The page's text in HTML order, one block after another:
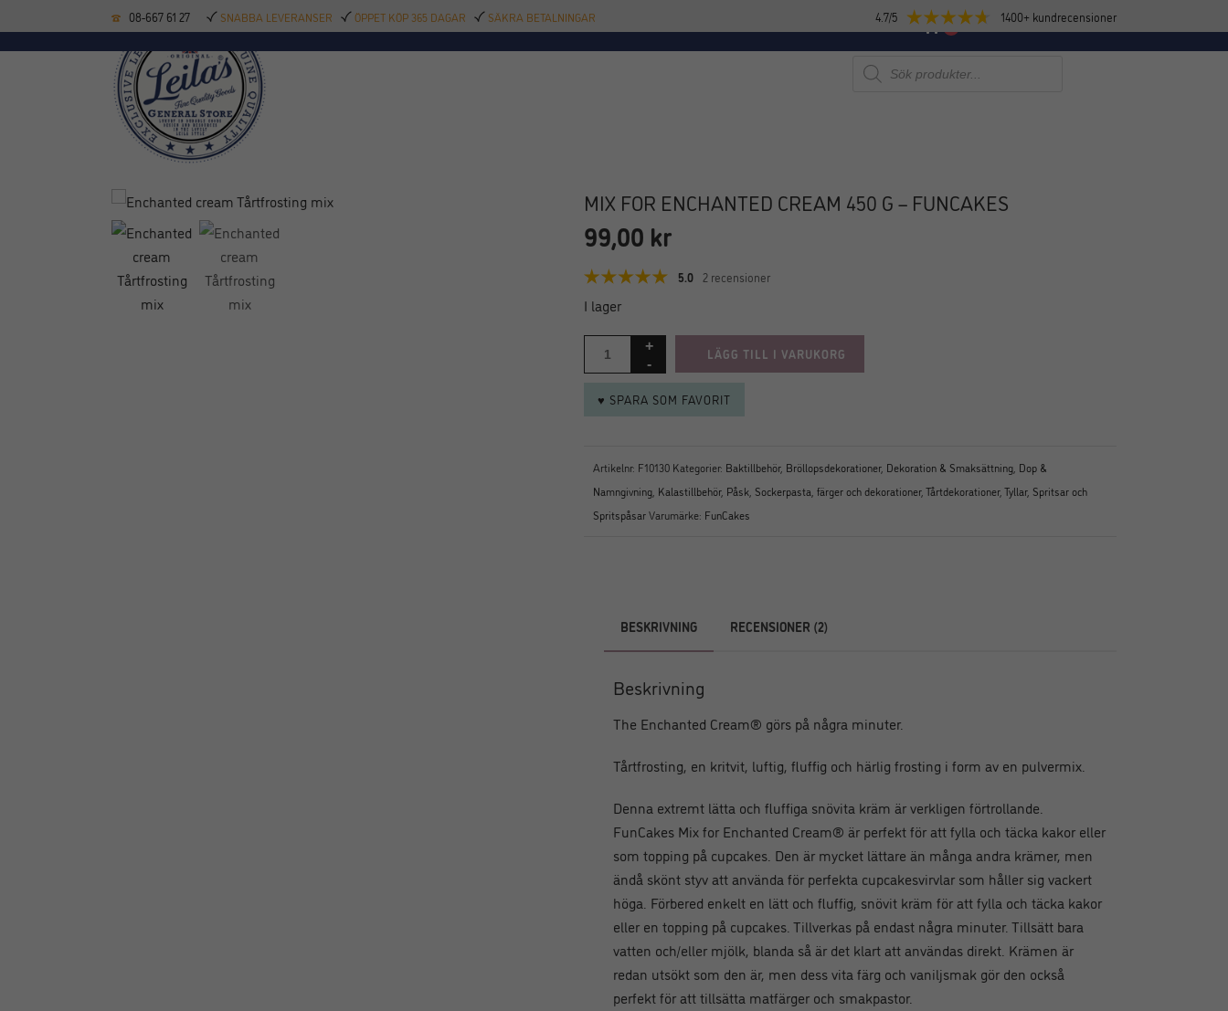
08-667 61 27 SNABBA LEVERANSER ÖPPET KÖP 365 DAGAR SÄKRA BETALNINGAR 4.7/5 1400+ kundrecensioner
KÖKSREDSKAP BAKTILLBEHÖR BAR DELIKATESSER NYHETER 0
Produktsökning
MIX FOR ENCHANTED CREAM 450 G – FUNCAKES
99,00 kr
5.0 2 recensioner
I lager
LÄGG TILL I VARUKORG
♥ SPARA SOM FAVORIT
Artikelnr: F10130 Kategorier: Baktillbehör, Bröllopsdekorationer, Dekoration & Smaksättning Dop &
Namngivning Kalastillbehör, Påsk Sockerpasta, färger och dekorationer, Tårtdekorationer, Tyllar, Spritsar och
SpritspåsarVarumärke: FunCakes
BESKRIVNING RECENSIONER (2)
Beskrivning
The Enchanted Cream® görs på några minuter.
Tårtfrosting, en kritvit, luftig, fluffig och härlig frosting i form av en pulvermix.
Denna extremt lätta och fluffiga snövita kräm är verkligen förtrollande.
FunCakes Mix for Enchanted Cream® är perfekt för att fylla och täcka kakor eller
som topping på cupcakes. Den är mycket lättare än många andra krämer, men
ändå skönt styv att använda för perfekta cupcakesvirvlar som håller sig vackert
höga. Förbered enkelt en lätt och fluffig, snövit kräm för att fylla och täcka kakor
eller en topping på cupcakes. Tillverkas på endast några minuter. Tillsätt bara
vatten och/eller mjölk, blanda så är det klart att användas direkt. Krämen är
redan utsökt som den är, men dess vita färg och vaniljsmak gör den också
perfekt för att tillsätta matfärger och smakpastor.